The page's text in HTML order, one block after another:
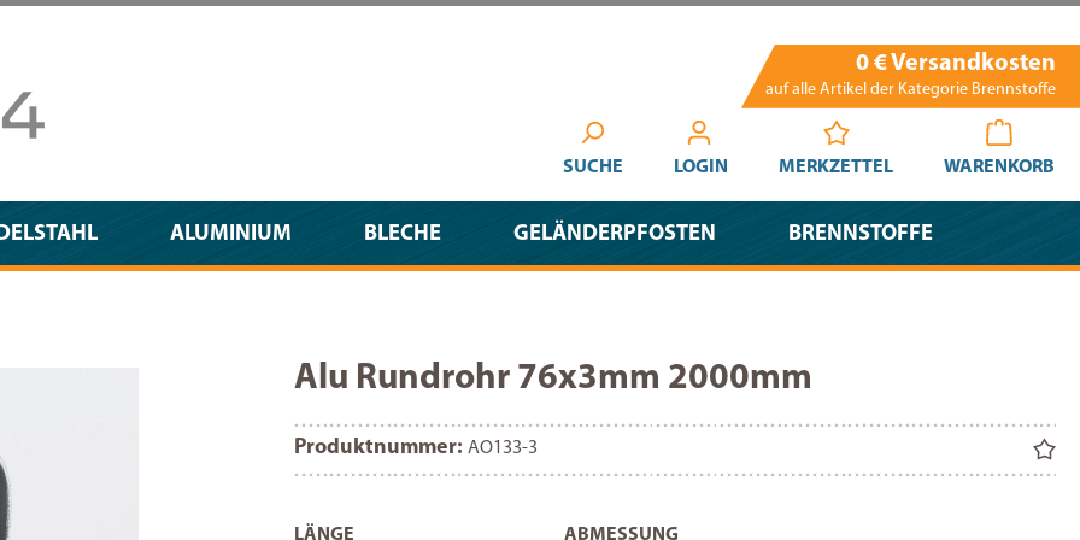
0 € Versandkosten
auf alle Artikel der Kategorie Brennstoffe
SUCHE LOGIN MERKZETTEL WARENKORB
ALUMINIUM BLECHE GELÄNDERPFOSTEN BRENNSTOFFE
Alu Rundrohr 76x3mm 2000mm
Produktnummer: AO133-3
LÄNGE ABMESSUNG